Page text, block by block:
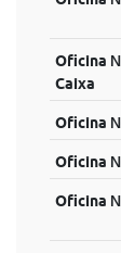
Oficina
Caixa
Oficina
Oficina
Oficina